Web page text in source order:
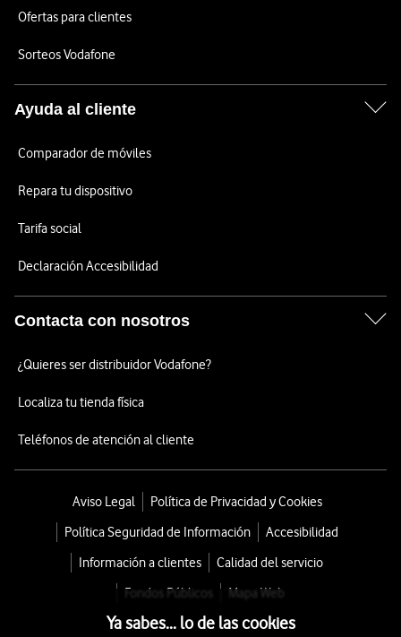
Ofertas para clientes
Sorteos Vodafone
Ayuda al cliente
Comparador de móviles
Repara tu dispositivo
Tarifa social
Declaración Accesibilidad
Contacta con nosotros
¿Quieres ser distribuidor Vodafone?
Localiza tu tienda física
Teléfonos de atención al cliente
Aviso Legal
Política de Privacidad y Cookies
Política Seguridad de Información
Accesibilidad
Información a clientes
Calidad del servicio
Fondos Públicos
Mapa Web
Ya sabes... lo de las cookies